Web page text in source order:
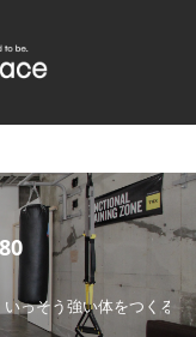
っそう強い体をつくる >